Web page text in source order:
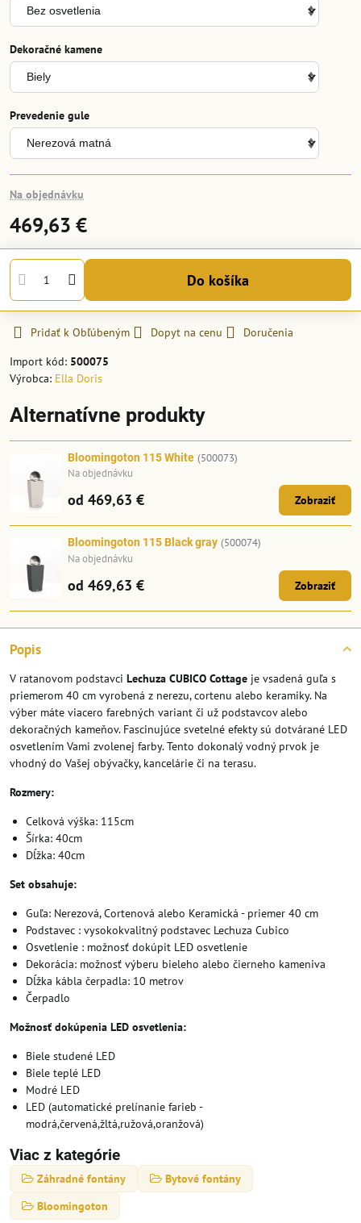
Dekoračné kamene
Prevedenie gule
Na objednávku
469,63 €
Do košíka
Pridať k Obľúbeným Dopyt na cenu
Doručenia
Import kód: 500075
Výrobca: Ella Doris
Popis
V ratanovom podstavci Lechuza CUBICO Cottage je vsadená guľa s
priemerom 40 cm vyrobená z nerezu, cortenu alebo keramiky. Na
výber máte viacero farebných variant či už podstavcov alebo
dekoračných kameňov. Fascinujúce svetelné efekty sú dotvárané LED
osvetlením Vami zvolenej farby. Tento dokonalý vodný prvok je
vhodný do Vašej obývačky, kancelárie či na terasu.
Rozmery:
Celková výška: 115cm
Šírka: 40cm
Dĺžka: 40cm
Set obsahuje:
Guľa: Nerezová, Cortenová alebo Keramická - priemer 40 cm
Podstavec : vysokokvalitný podstavec Lechuza Cubico
Osvetlenie : možnosť dokúpit LED osvetlenie
Dekorácia: možnosť výberu bieleho alebo čierneho kameniva
Dĺžka kábla čerpadla: 10 metrov
Čerpadlo
Možnosť dokúpenia LED osvetlenia:
Biele studené LED
Biele teplé LED
Modré LED
LED (automatické prelínanie farieb -
modrá,červená,žltá,ružová,oranžová)
Viac z kategórie
Záhradné fontány
Bytové fontány
Bloomingoton
Alternatívne produkty
Bloomingoton 115 White (500073)
Na objednávku
od 469,63 € Zobraziť
Bloomingoton 115 Black gray (500074)
Na objednávku
od 469,63 € Zobraziť